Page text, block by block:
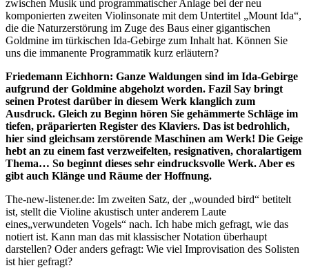
zwischen Musik und programmatischer Anlage bei der neu
komponierten zweiten Violinsonate mit dem Untertitel „Mount Ida“,
die die Naturzerstörung im Zuge des Baus einer gigantischen
Goldmine im türkischen Ida-Gebirge zum Inhalt hat. Können Sie
uns die immanente Programmatik kurz erläutern?
Friedemann Eichhorn: Ganze Waldungen sind im Ida-Gebirge
aufgrund der Goldmine abgeholzt worden. Fazil Say bringt
seinen Protest darüber in diesem Werk klanglich zum
Ausdruck. Gleich zu Beginn hören Sie gehämmerte Schläge im
tiefen, präparierten Register des Klaviers. Das ist bedrohlich,
hier sind gleichsam zerstörende Maschinen am Werk! Die Geige
hebt an zu einem fast verzweifelten, resignativen, choralartigem
Thema… So beginnt dieses sehr eindrucksvolle Werk. Aber es
gibt auch Klänge und Räume der Hoffnung.
The-new-listener.de: Im zweiten Satz, der „wounded bird“ betitelt
ist, stellt die Violine akustisch unter anderem Laute
eines„verwundeten Vogels“ nach. Ich habe mich gefragt, wie das
notiert ist. Kann man das mit klassischer Notation überhaupt
darstellen? Oder anders gefragt: Wie viel Improvisation des Solisten
ist hier gefragt?